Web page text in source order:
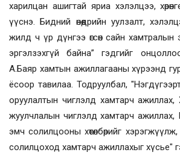
харилцан ашигтай яриа хэлэлцээ,
үүснэ. Бидний өнөөдрийн уулзалт,
жилд ч үр дүнгээ өгсөн сайн хамтралын
эргэлзэхгүй байна” гэдгийг
А.Баяр хамтын ажиллагааны хүрээнд
ёсоор тавилаа. Тодруулбал, "Нэгдүгээрт,
оруулалтын чиглэлд хамтарч ажиллах,
жуулчлалын чиглэлд хамтарч ажиллах,
эмч солилцооны хөтөлбөрийг
солилцоход хамтарч ажиллахыг хүсье"